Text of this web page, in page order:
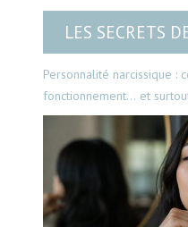
LES SECRETS
Personnalité narcissique :
fonctionnement… et